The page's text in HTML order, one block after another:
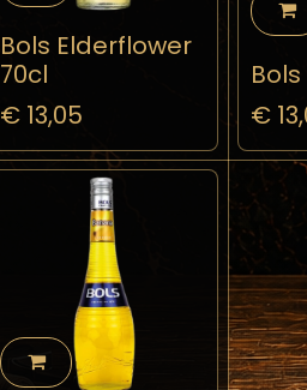
Bols Elderflower
70cl
€ 13,05
€